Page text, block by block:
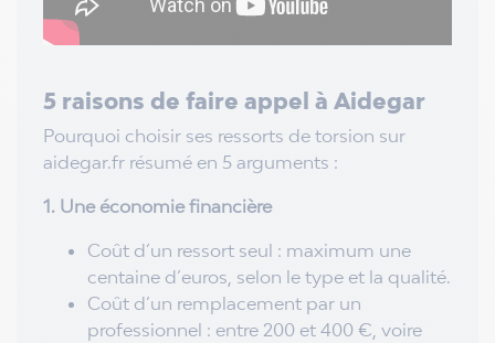
5 raisons de faire appel à Aidegar
Pourquoi choisir ses ressorts de torsion sur
aidegar.fr résumé en 5 arguments :
1. Une économie financière
Coût d’un ressort seul : maximum une
centaine d’euros, selon le type et la qualité.
Coût d’un remplacement par un
professionnel : entre 200 et 400 €, voire